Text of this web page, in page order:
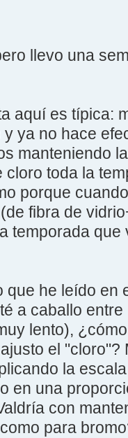
llevo una
aquí es típica:
ya no hace
manteniendo
cloro toda la
porque
fibra de
temporada que
que he leído en
a caballo
lento),
el
la
en una
con
para